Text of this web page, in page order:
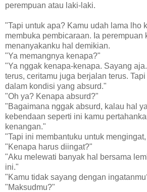
perempuan atau laki-laki.
"Tapi untuk apa? Kamu udah lama lho
membuka pembicaraan. Ia perempuan
menanyakanku hal demikian.
"Ya memangnya kenapa?"
"Ya nggak kenapa-kenapa. Sayang
terus, ceritamu juga berjalan terus.
dalam kondisi yang absurd."
"Oh ya? Kenapa absurd?"
"Bagaimana nggak absurd, kalau hal
kebendaan seperti ini kamu
kenangan."
"Tapi ini membantuku untuk
"Kenapa harus diingat?"
"Aku melewati banyak hal bersama
ini."
"Kamu tidak sayang dengan
"Maksudmu?"